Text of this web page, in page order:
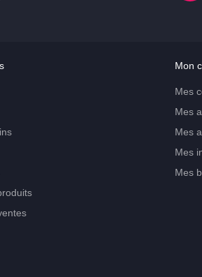
Mon
Mes
Mes
Mes
Mes
Mes